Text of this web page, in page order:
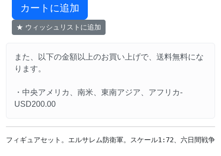
カートに追加
★ ウィッシュリストに追加
また、以下の金額以上のお買い上げで、送料無料にな
ります。
・中央アメリカ、南米、東南アジア、アフリカ-
USD200.00
フィギュアセット。エルサレム防衛軍。スケール1:72、六日間戦争